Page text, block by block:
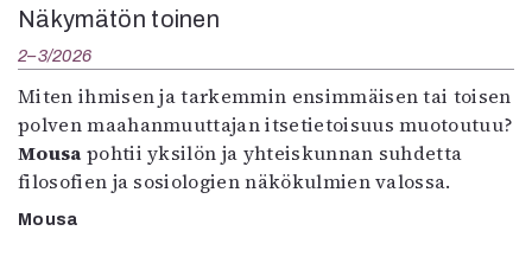
Näkymätön toinen
2–3/2026
Miten ihmisen ja tarkemmin ensimmäisen tai toisen
polven maahanmuuttajan itsetietoisuus muotoutuu?
Mousa pohtii yksilön ja yhteiskunnan suhdetta
filosofien ja sosiologien näkökulmien valossa.
Mousa